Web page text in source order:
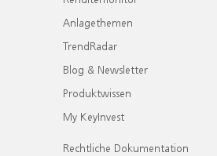
Anlagethemen
TrendRadar
Blog & Newsletter
Produktwissen
My KeyInvest
Rechtliche Dokumentation